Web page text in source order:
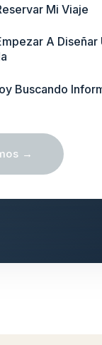
Mi Viaje
A Diseñar
Buscando
→